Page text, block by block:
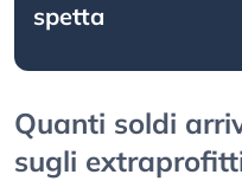
spetta
Quanti soldi
sugli